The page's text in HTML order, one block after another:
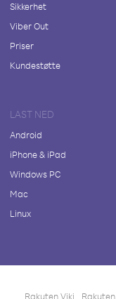
Sikkerhet
Viber Out
Priser
Kundestøtte
LAST NED
Android
iPhone & iPad
Windows PC
Mac
Linux
Rakuten Viki